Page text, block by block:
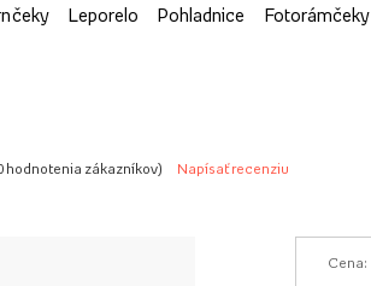
Leporelo Pohladnice Fotorámčeky
hodnotenia zákazníkov) Napísať recenziu
Cena: